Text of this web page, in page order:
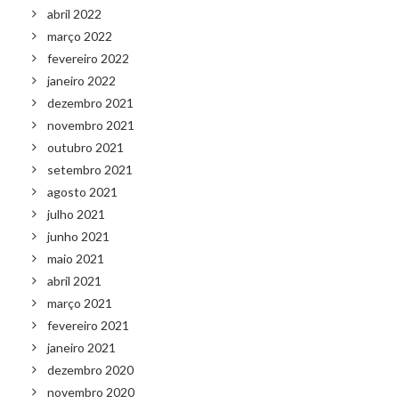
abril 2022
março 2022
fevereiro 2022
janeiro 2022
dezembro 2021
novembro 2021
outubro 2021
setembro 2021
agosto 2021
julho 2021
junho 2021
maio 2021
abril 2021
março 2021
fevereiro 2021
janeiro 2021
dezembro 2020
novembro 2020